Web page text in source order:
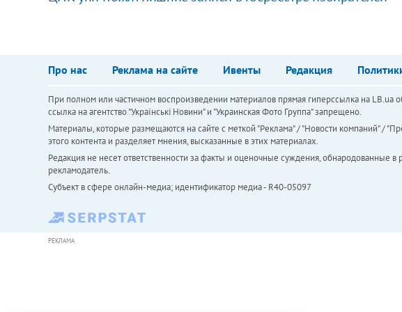
Про нас Реклама на сайте Ивенты Редакция
При полном или частичном воспроизведении материалов прямая гиперссылка на LB.ua
ссылка на агентство "Українськi Новини" и "Украинская Фото Группа" запрещено.
Материалы, которые размещаются на сайте с меткой "Реклама" / "Новости компаний" /
этого контента и разделяет мнения, высказанные в этих материалах.
Редакция не несет ответственности за факты и оценочные суждения, обнародованные
рекламодатель.
Субъект в сфере онлайн-медиа; идентификатор медиа - R40-05097
РЕКЛАМА